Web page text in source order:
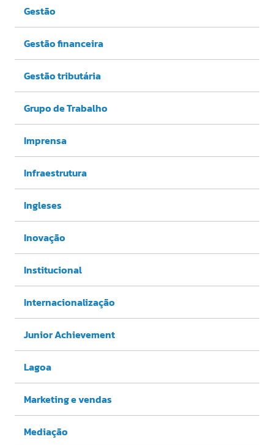
Gestão
Gestão financeira
Gestão tributária
Grupo de Trabalho
Imprensa
Infraestrutura
Ingleses
Inovação
Institucional
Internacionalização
Junior Achievement
Lagoa
Marketing e vendas
Mediação